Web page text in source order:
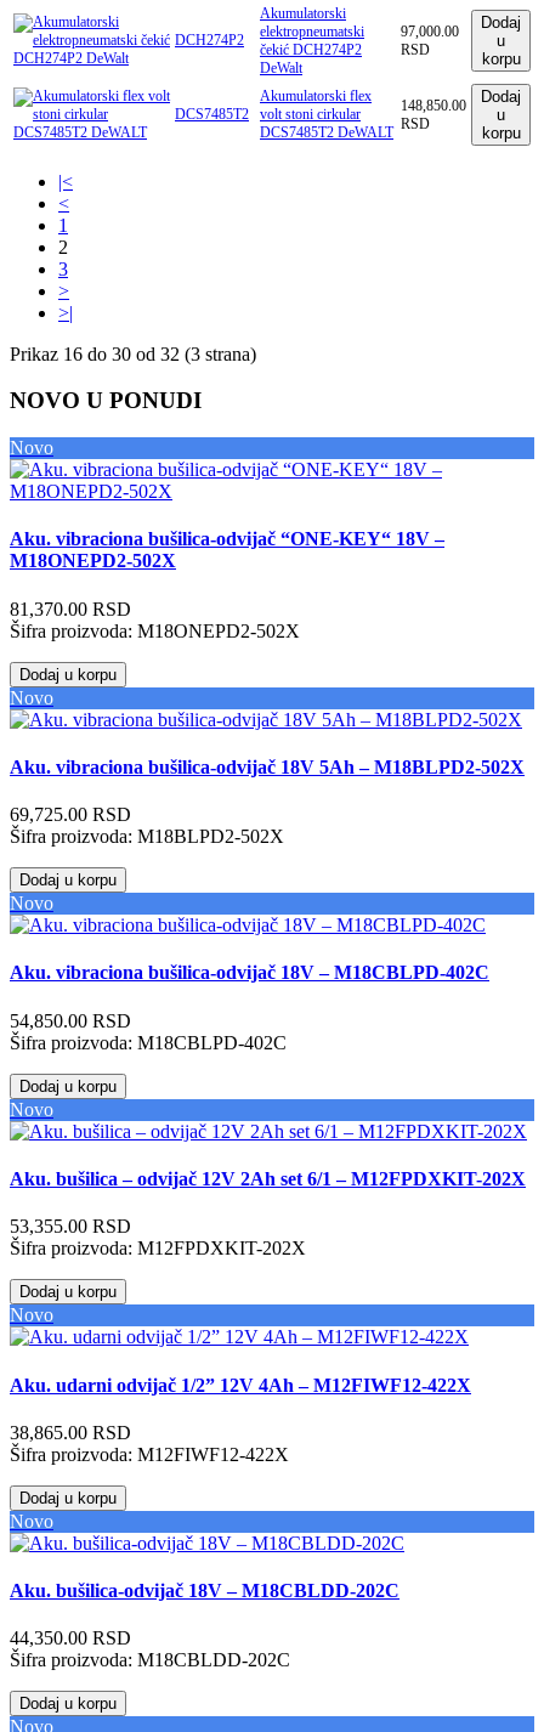
DCH274P2
Akumulatorski
elektropneumatski
čekić DCH274P2
DeWalt
97,000.00
RSD
Dodaj
u
korpu
DCS7485T2
Akumulatorski flex
volt stoni cirkular
DCS7485T2 DeWALT
148,850.00
RSD
Dodaj
u
korpu
|<
<
1
2
3
>
>|
Prikaz 16 do 30 od 32 (3 strana)
NOVO U PONUDI
Novo
Aku. vibraciona bušilica-odvijač “ONE-KEY“ 18V –
M18ONEPD2-502X
81,370.00 RSD
Šifra proizvoda: M18ONEPD2-502X
Dodaj u korpu
Novo
Aku. vibraciona bušilica-odvijač 18V 5Ah – M18BLPD2-502X
69,725.00 RSD
Šifra proizvoda: M18BLPD2-502X
Dodaj u korpu
Novo
Aku. vibraciona bušilica-odvijač 18V – M18CBLPD-402C
54,850.00 RSD
Šifra proizvoda: M18CBLPD-402C
Dodaj u korpu
Novo
Aku. bušilica – odvijač 12V 2Ah set 6/1 – M12FPDXKIT-202X
53,355.00 RSD
Šifra proizvoda: M12FPDXKIT-202X
Dodaj u korpu
Novo
Aku. udarni odvijač 1/2” 12V 4Ah – M12FIWF12-422X
38,865.00 RSD
Šifra proizvoda: M12FIWF12-422X
Dodaj u korpu
Novo
Aku. bušilica-odvijač 18V – M18CBLDD-202C
44,350.00 RSD
Šifra proizvoda: M18CBLDD-202C
Dodaj u korpu
Novo